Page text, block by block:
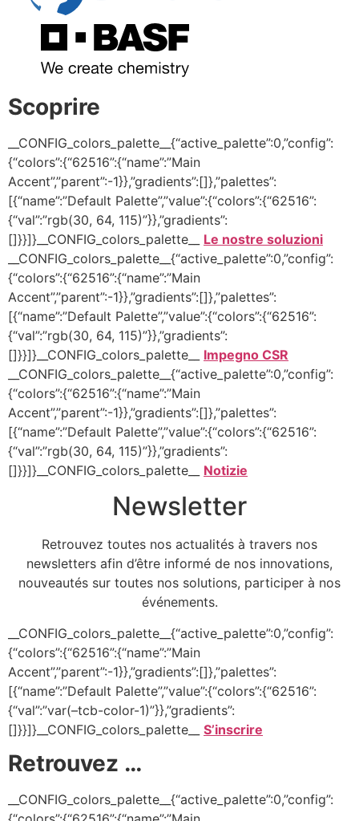
Scoprire
__CONFIG_colors_palette__{“active_palette”:0,”config”:
{“colors”:{“62516”:{“name”:”Main
Accent”,”parent”:-1}},”gradients”:[]},”palettes”:
[{“name”:”Default Palette”,”value”:{“colors”:{“62516”:
{“val”:”rgb(30, 64, 115)”}},”gradients”:
[]}}]}__CONFIG_colors_palette__ Le nostre soluzioni
__CONFIG_colors_palette__{“active_palette”:0,”config”:
{“colors”:{“62516”:{“name”:”Main
Accent”,”parent”:-1}},”gradients”:[]},”palettes”:
[{“name”:”Default Palette”,”value”:{“colors”:{“62516”:
{“val”:”rgb(30, 64, 115)”}},”gradients”:
[]}}]}__CONFIG_colors_palette__ Impegno CSR
__CONFIG_colors_palette__{“active_palette”:0,”config”:
{“colors”:{“62516”:{“name”:”Main
Accent”,”parent”:-1}},”gradients”:[]},”palettes”:
[{“name”:”Default Palette”,”value”:{“colors”:{“62516”:
{“val”:”rgb(30, 64, 115)”}},”gradients”:
[]}}]}__CONFIG_colors_palette__ Notizie
Newsletter
Retrouvez toutes nos actualités à travers nos
newsletters afin d’être informé de nos innovations,
nouveautés sur toutes nos solutions, participer à nos
événements.
__CONFIG_colors_palette__{“active_palette”:0,”config”:
{“colors”:{“62516”:{“name”:”Main
Accent”,”parent”:-1}},”gradients”:[]},”palettes”:
[{“name”:”Default Palette”,”value”:{“colors”:{“62516”:
{“val”:”var(–tcb-color-1)”}},”gradients”:
[]}}]}__CONFIG_colors_palette__ S’inscrire
Retrouvez …
__CONFIG_colors_palette__{“active_palette”:0,”config”: